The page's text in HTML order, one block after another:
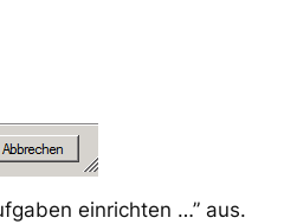
einrichten …” aus.